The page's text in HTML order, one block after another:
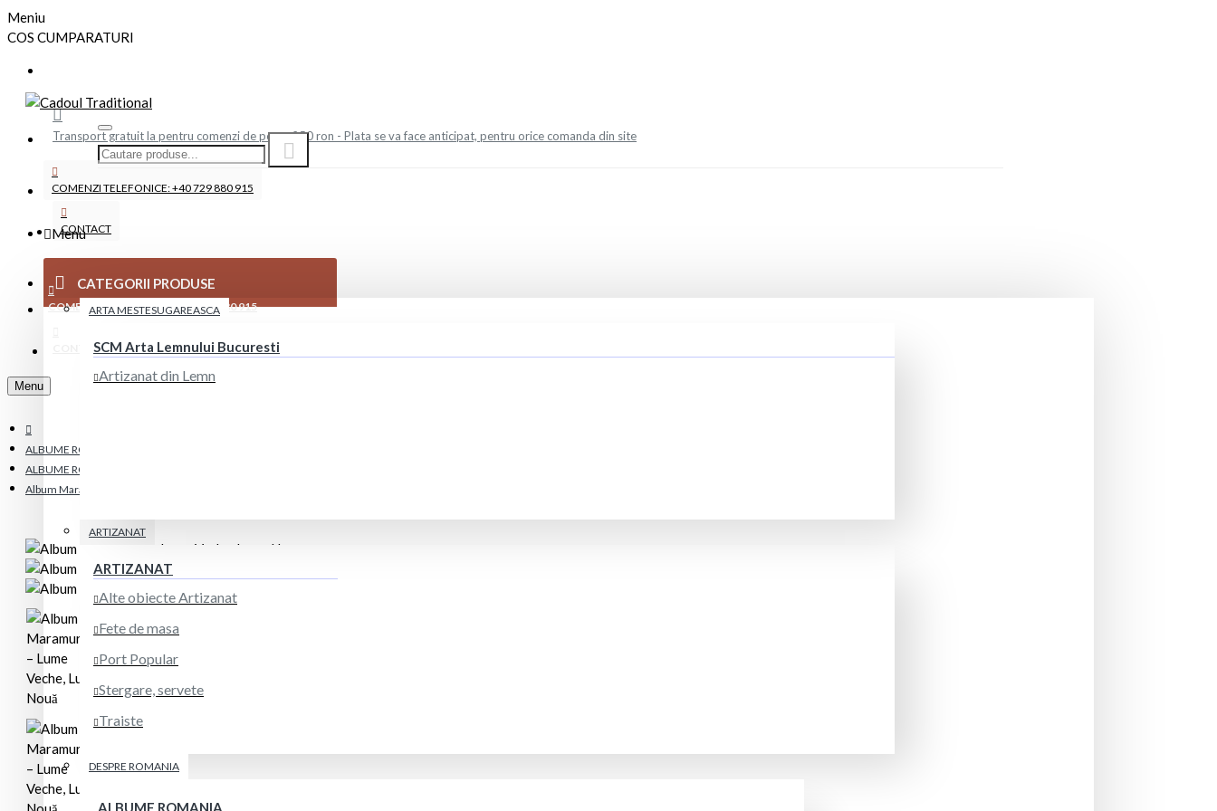
Meniu
COS CUMPARATURI
Transport gratuit la pentru comenzi de peste 250 ron - Plata se va face anticipat, pentru orice comanda din site
COMENZI TELEFONICE: +40 729 880 915
CONTACT
Menu
CATEGORII PRODUSE
ARTA MESTESUGAREASCA
SCM Arta Lemnului Bucuresti
Artizanat din Lemn
ARTIZANAT
ARTIZANAT
Alte obiecte Artizanat
Fete de masa
Port Popular
Stergare, servete
Traiste
DESPRE ROMANIA
ALBUME ROMANIA
COMENZI TELEFONICE: +40 729 880 915
CONTACT
Menu
ALBUME ROMANIA
ALBUME ROMANIA
Album Maramureș – Lume Veche, Lume Nouă